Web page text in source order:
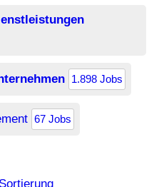
1.898 Jobs
67 Jobs